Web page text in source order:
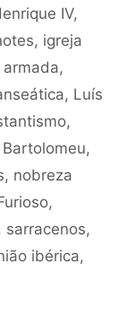
IV,
, igreja
,
, Luís
,
,
, nobreza
,
sarracenos,
ibérica,